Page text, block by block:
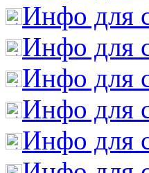
Инфо для
Инфо для
Инфо для
Инфо для
Инфо для